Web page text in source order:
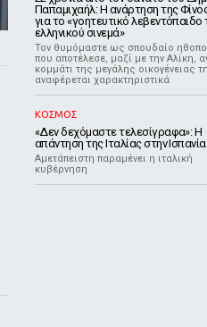
Παπαμιχαήλ: Η ανάρτηση της
για το «γοητευτικό λεβεντόπαιδο
ελληνικού σινεμά»
Τον θυμόμαστε ως σπουδαίο
που αποτέλεσε, μαζί με την Αλίκη,
κομμάτι της μεγάλης οικογένειας
αναφέρεται χαρακτηριστικά
ΚΟΣΜΟΣ
«Δεν δεχόμαστε τελεσίγραφα»: Η
απάντηση της Ιταλίας στην Ισπανία
Αμετάπειστη παραμένει η ιταλική
κυβέρνηση